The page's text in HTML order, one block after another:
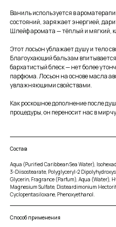
Ваниль используется в
состояний, заряжает энергией,
Шлейф аромата — тёплый и мягкий,
Этот лосьон ублажает душу и тело
Благоухающий бальзам
бархатистый блеск — нет более
парфюма. Лосьон на основе масла
увлажняющими свойствами.
Как роскошное дополнение после
процедуры, он переносит нас в мир
Состав
Aqua (Purified Caribbean Sea Water),
3-Diisostearate, Polyglyceryl-2
Glycerin, Fragrance (Parfum), Aqua (Water),
Magnesium Sulfate, Disteardimonium
Cyclopentasiloxane, Phenoxyethanol.
Способ применения